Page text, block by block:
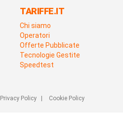
TARIFFE.IT
Chi siamo
Operatori
Offerte Pubblicate
Tecnologie Gestite
Speedtest
Privacy Policy| Cookie Policy